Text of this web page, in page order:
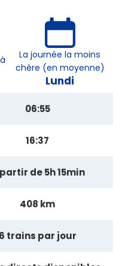
La journée la moins
chère (en moyenne)
Lundi
06:55
16:37
de 5h 15min
408 km
6 trains par jour